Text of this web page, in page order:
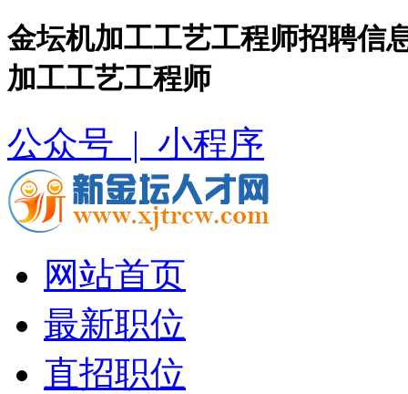
金坛机加工工艺工程师招聘信
加工工艺工程师
公众号 | 小程序
网站首页
最新职位
直招职位